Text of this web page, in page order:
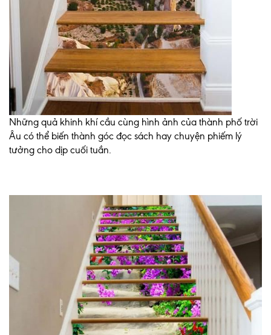
Những quả khinh khí cầu cùng hình ảnh của thành phố trời
Âu có thể biến thành góc đọc sách hay chuyện phiếm lý
tưởng cho dịp cuối tuần.